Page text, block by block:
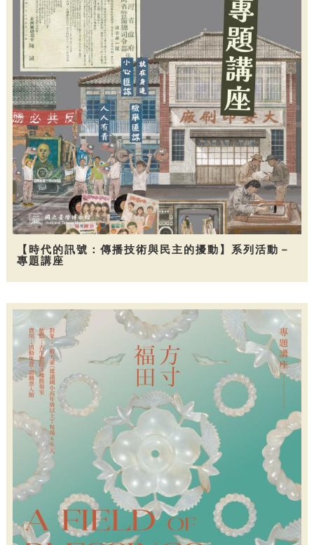
【時代的訊號：傳播技術與民主的擾動】系列活動－
專題講座